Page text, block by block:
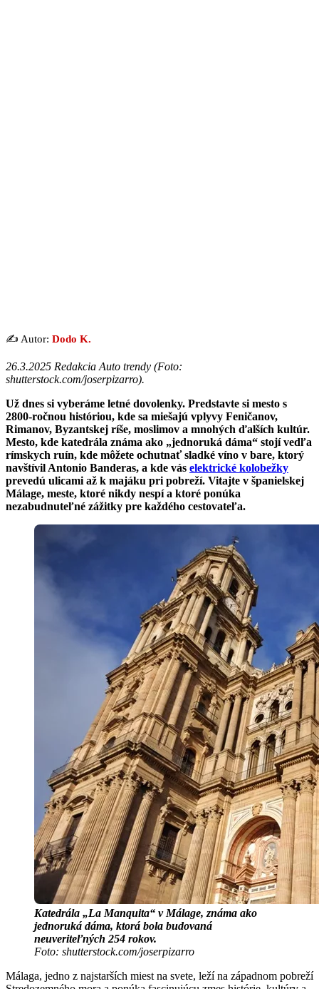
✍️ Autor: Dodo K.
26.3.2025 Redakcia Auto trendy (Foto:
shutterstock.com/joserpizarro).
Už dnes si vyberáme letné dovolenky. Predstavte si mesto s
2800-ročnou históriou, kde sa miešajú vplyvy Feničanov,
Rimanov, Byzantskej ríše, moslimov a mnohých ďalších kultúr.
Mesto, kde katedrála známa ako „jednoruká dáma“ stojí vedľa
rímskych ruín, kde môžete ochutnať sladké víno v bare, ktorý
navštívil Antonio Banderas, a kde vás elektrické kolobežky
prevedú ulicami až k majáku pri pobreží. Vitajte v španielskej
Málage, meste, ktoré nikdy nespí a ktoré ponúka
nezabudnuteľné zážitky pre každého cestovateľa.
Katedrála „La Manquita“ v Málage, známa ako
jednoruká dáma, ktorá bola budovaná
neuveriteľných 254 rokov.
Foto: shutterstock.com/joserpizarro
Málaga, jedno z najstarších miest na svete, leží na západnom pobreží